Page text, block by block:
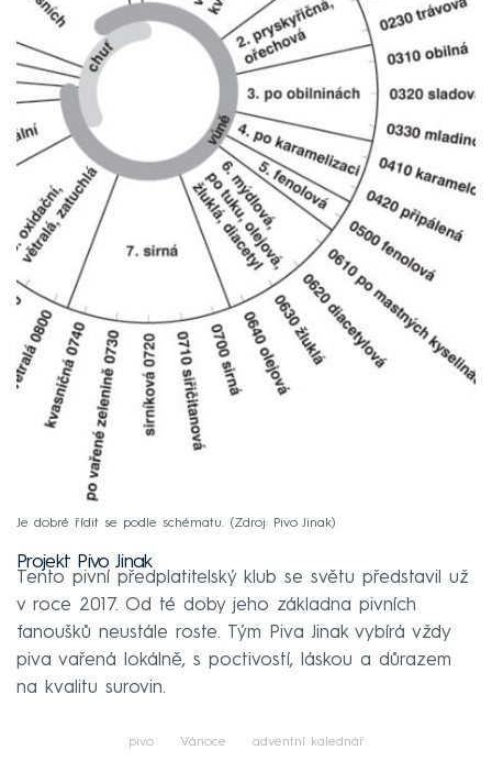
Je dobré řídit se podle schématu. Zdroj: Pivo Jinak
Projekt Pivo Jinak
Tento pivní předplatitelský klub se světu představil už
v roce 2017. Od té doby jeho základna pivních
fanoušků neustále roste. Tým Piva Jinak vybírá vždy
piva vařená lokálně, s poctivostí, láskou a důrazem
na kvalitu surovin.
pivo Vánoce adventní kalednář